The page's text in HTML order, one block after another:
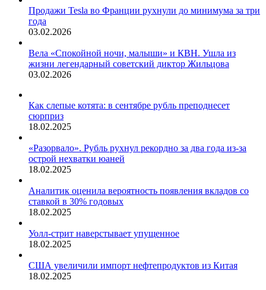
Продажи Tesla во Франции рухнули до минимума за три
года
03.02.2026
Вела «Спокойной ночи, малыши» и КВН. Ушла из
жизни легендарный советский диктор Жильцова
03.02.2026
Как слепые котята: в сентябре рубль преподнесет
сюрприз
18.02.2025
«Разорвало». Рубль рухнул рекордно за два года из-за
острой нехватки юаней
18.02.2025
Аналитик оценила вероятность появления вкладов со
ставкой в 30% годовых
18.02.2025
Уолл-стрит наверстывает упущенное
18.02.2025
США увеличили импорт нефтепродуктов из Китая
18.02.2025